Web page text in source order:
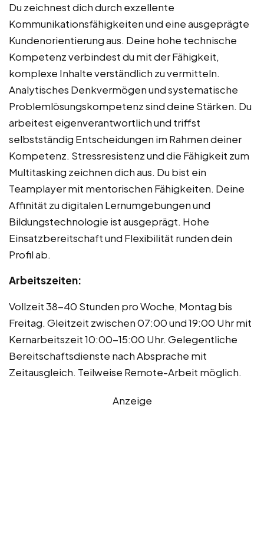
Du zeichnest dich durch exzellente
Kommunikationsfähigkeiten und eine ausgeprägte
Kundenorientierung aus. Deine hohe technische
Kompetenz verbindest du mit der Fähigkeit,
komplexe Inhalte verständlich zu vermitteln.
Analytisches Denkvermögen und systematische
Problemlösungskompetenz sind deine Stärken. Du
arbeitest eigenverantwortlich und triffst
selbstständig Entscheidungen im Rahmen deiner
Kompetenz. Stressresistenz und die Fähigkeit zum
Multitasking zeichnen dich aus. Du bist ein
Teamplayer mit mentorischen Fähigkeiten. Deine
Affinität zu digitalen Lernumgebungen und
Bildungstechnologie ist ausgeprägt. Hohe
Einsatzbereitschaft und Flexibilität runden dein
Profil ab.
Arbeitszeiten:
Vollzeit 38-40 Stunden pro Woche, Montag bis
Freitag. Gleitzeit zwischen 07:00 und 19:00 Uhr mit
Kernarbeitszeit 10:00-15:00 Uhr. Gelegentliche
Bereitschaftsdienste nach Absprache mit
Zeitausgleich. Teilweise Remote-Arbeit möglich.
Anzeige